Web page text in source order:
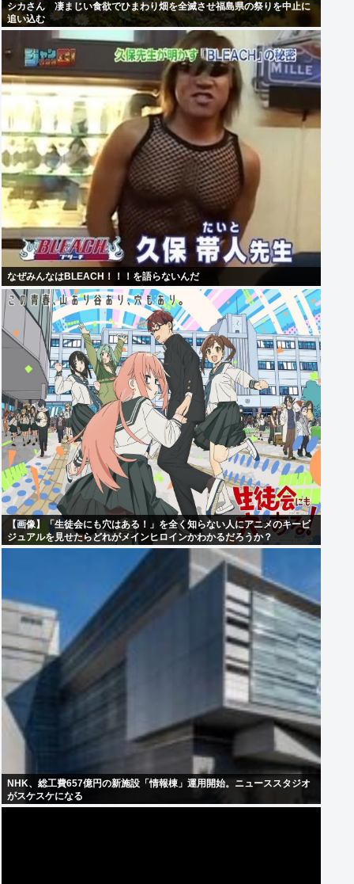
シカさん 凄まじい食欲でひまわり畑を全滅させ福島県の祭りを中止に
追い込む
なぜみんなはBLEACH！！！を語らないんだ
【画像】「生徒会にも穴はある！」を全く知らない人にアニメのキービ
ジュアルを見せたらどれがメインヒロインかわかるだろうか？
NHK、総工費657億円の新施設「情報棟」運用開始。ニューススタジオ
がスケスケになる